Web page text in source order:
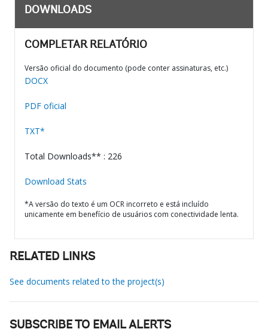
DOWNLOADS
COMPLETAR RELATÓRIO
Versão oficial do documento (pode conter assinaturas, etc.)
DOCX
PDF oficial
TXT*
Total Downloads** : 226
Download Stats
*A versão do texto é um OCR incorreto e está incluído
unicamente em benefício de usuários com conectividade lenta.
RELATED LINKS
See documents related to the project(s)
SUBSCRIBE TO EMAIL ALERTS